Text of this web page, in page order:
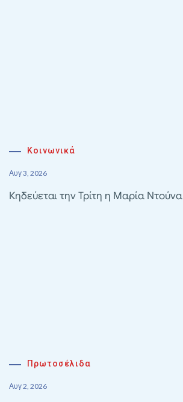
Κοινωνικά
Αυγ 3, 2026
Κηδεύεται την Τρίτη η Μαρία Ντούνα
Πρωτοσέλιδα
Αυγ 2, 2026